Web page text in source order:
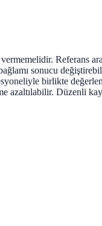
Referans
sonucu
birlikte
azaltılabilir. Düzenli